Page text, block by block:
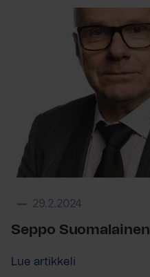
29.2.2024
Seppo Suomalainen
Lue artikkeli